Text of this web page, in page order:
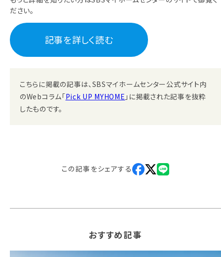
ださい。
記事を詳しく読む
こちらに掲載の記事は、SBSマイホームセンター公式サイト内
のWebコラム「Pick UP MYHOME 」に掲載された記事を抜粋
したものです。
この記事をシェアする
おすすめ記事